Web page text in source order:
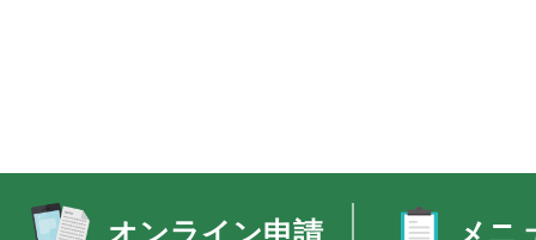
オンライン申請 メニ